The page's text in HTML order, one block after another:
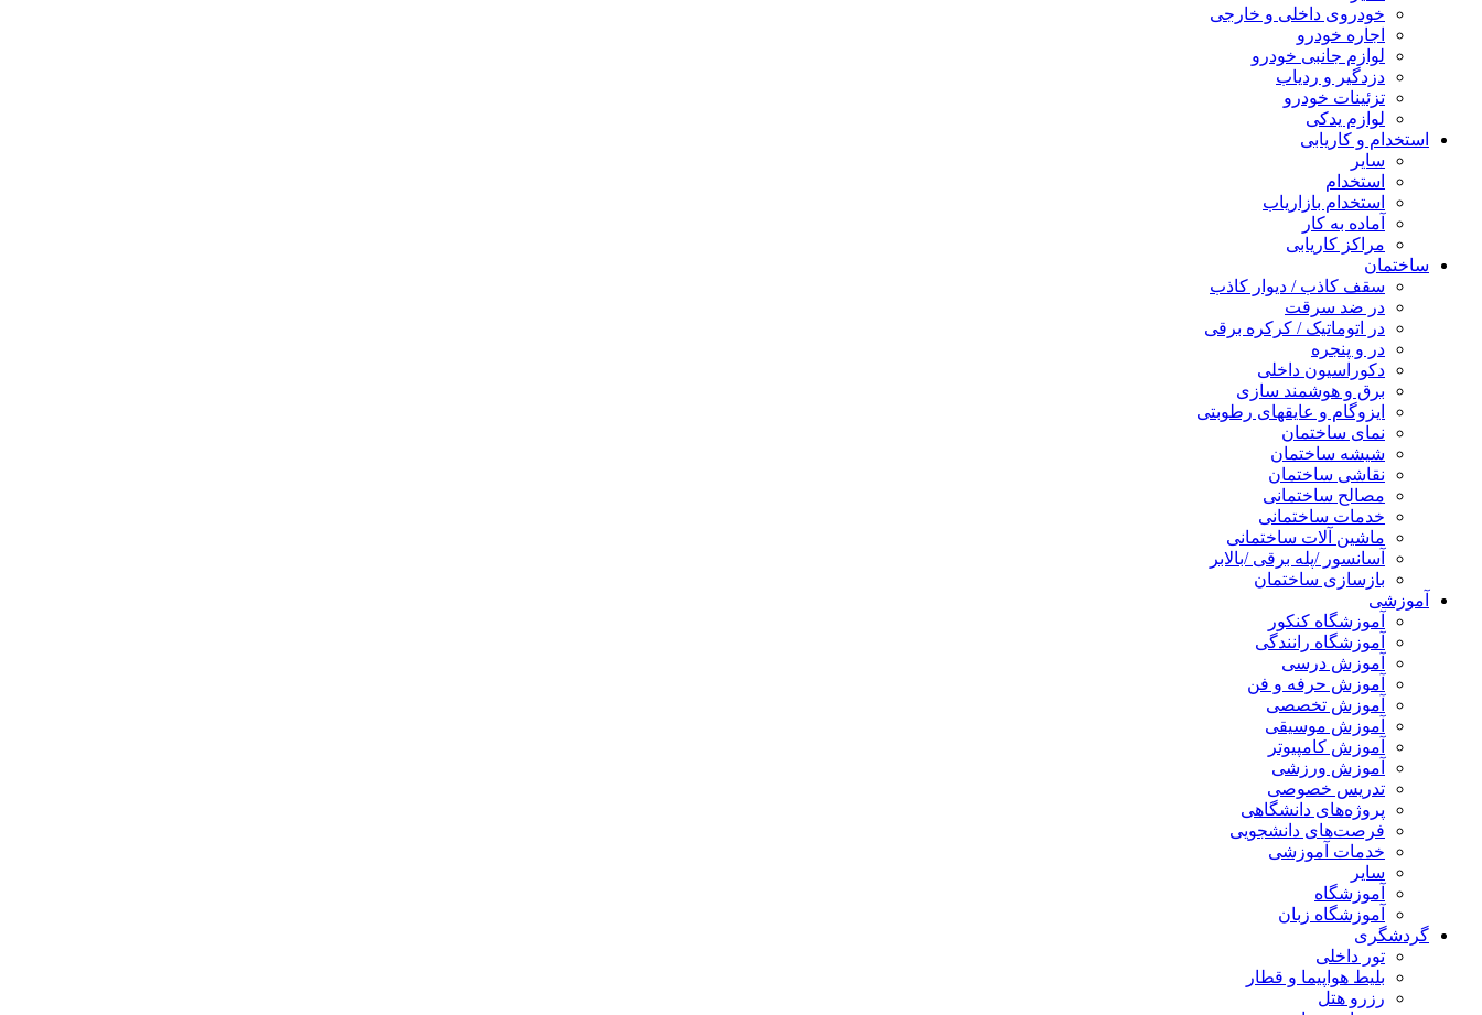
خودروی داخلی و خارجی
اجاره خودرو
لوازم جانبی خودرو
دزدگیر و ردیاب
تزئینات خودرو
لوازم یدکی
استخدام و کاریابی
سایر
استخدام
استخدام بازاریاب
آماده به کار
مراکز کاریابی
ساختمان
سقف کاذب / دیوار کاذب
در ضد سرقت
در اتوماتیک / کرکره برقی
در و پنجره
دکوراسیون داخلی
برق و هوشمند سازی
ایزوگام و عایقهای رطوبتی
نمای ساختمان
شیشه ساختمان
نقاشی ساختمان
مصالح ساختمانی
خدمات ساختمانی
ماشین آلات ساختمانی
آسانسور /پله برقی /بالابر
بازسازی ساختمان
آموزشی
آموزشگاه کنکور
آموزشگاه رانندگی
آموزش درسی
آموزش حرفه و فن
آموزش تخصصی
آموزش موسیقی
آموزش کامپیوتر
آموزش ورزشی
تدریس خصوصی
پروژه‌های دانشگاهی
فرصت‌های دانشجویی
خدمات آموزشی
سایر
آموزشگاه
آموزشگاه زبان
گردشگری
تور داخلی
بلیط هواپیما و قطار
رزرو هتل